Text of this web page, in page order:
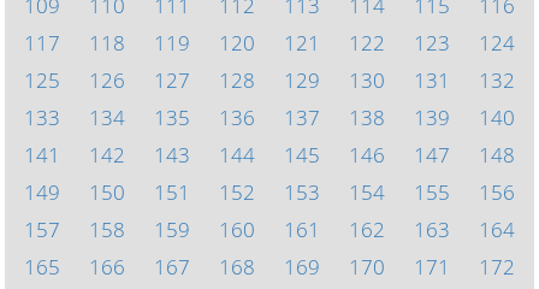
117
118 119 120 121 122 123
124
125
126 127 128 129 130 131
132
133
134 135 136 137 138 139
140
141
142 143 144 145 146 147
148
149
150 151 152 153 154 155
156
157
158 159 160 161 162 163
164
165
166 167 168 169 170 171
172